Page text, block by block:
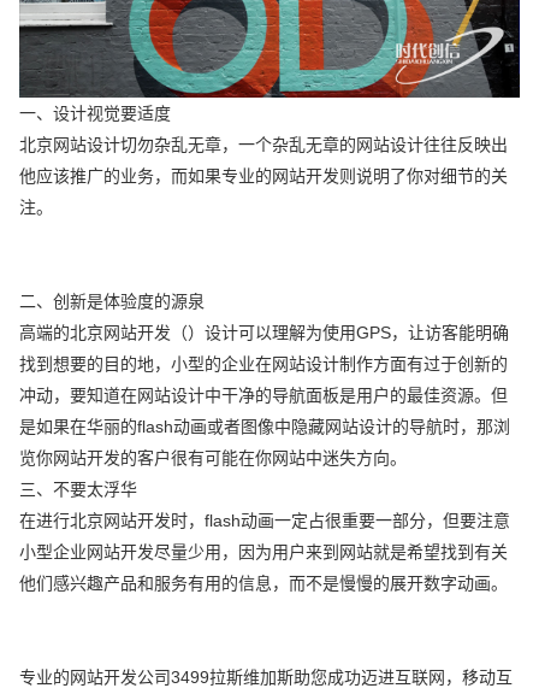
一、设计视觉要适度
北京网站设计切勿杂乱无章，一个杂乱无章的网站设计往往反映出
他应该推广的业务，而如果专业的网站开发则说明了你对细节的关
注。
二、创新是体验度的源泉
高端的北京网站开发（）设计可以理解为使用GPS，让访客能明确
找到想要的目的地，小型的企业在网站设计制作方面有过于创新的
冲动，要知道在网站设计中干净的导航面板是用户的最佳资源。但
是如果在华丽的flash动画或者图像中隐藏网站设计的导航时，那浏
览你网站开发的客户很有可能在你网站中迷失方向。
三、不要太浮华
在进行北京网站开发时，flash动画一定占很重要一部分，但要注意
小型企业网站开发尽量少用，因为用户来到网站就是希望找到有关
他们感兴趣产品和服务有用的信息，而不是慢慢的展开数字动画。
专业的网站开发公司3499拉斯维加斯助您成功迈进互联网，移动互